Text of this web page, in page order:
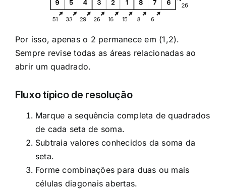
Por isso, apenas o 2 permanece em (1,2).
Sempre revise todas as áreas relacionadas ao
abrir um quadrado.
Fluxo típico de resolução
Marque a sequência completa de quadrados
de cada seta de soma.
Subtraia valores conhecidos da soma da
seta.
Forme combinações para duas ou mais
células diagonais abertas.